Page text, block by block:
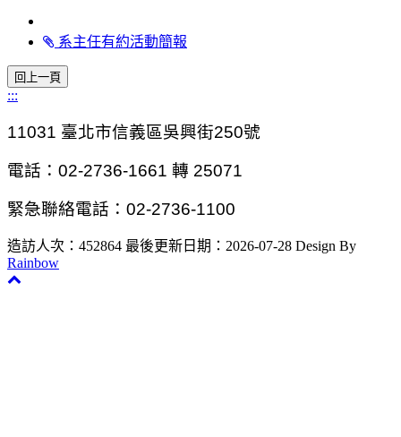
系主任有約活動簡報
:::
11031 臺北市信義區吳興街250號
電話：02-2736-1661 轉 25071
緊急聯絡電話：02-2736-1100
造訪人次：452864 最後更新日期：2026-07-28 Design By
Rainbow